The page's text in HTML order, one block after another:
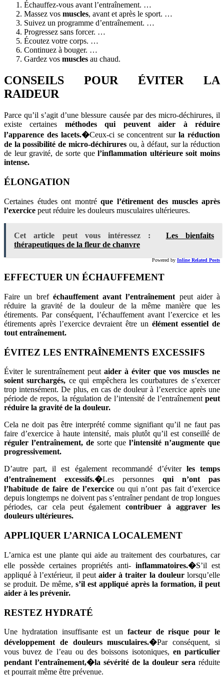
Échauffez-vous avant l’entraînement. …
Massez vos muscles, avant et après le sport. …
Suivez un programme d’entraînement. …
Progressez sans forcer. …
Écoutez votre corps. …
Continuez à bouger. …
Gardez vos muscles au chaud.
CONSEILS POUR ÉVITER LA
RAIDEUR
Parce qu’il s’agit d’une blessure causée par des micro-déchirures, il
existe certaines méthodes qui peuvent aider à réduire
l’apparence des lacets.�Ceux-ci se concentrent surla réduction
de la possibilité de micro-déchiruresou, à défaut, sur la réduction
de leur gravité, de sorte quel’inflammation ultérieure soit moins
intense.
ÉLONGATION
Certaines études ont montré que l’étirementdes muscles après
l’exercice peut réduire les douleurs musculaires ultérieures.
Cet article peut vous intéressez :
Les bienfaits
thérapeutiques de la fleur de chanvre
Powered by Inline Related Posts
EFFECTUER UN ÉCHAUFFEMENT
Faire un bref échauffement avant l’entraînement peut aider à
réduire la gravité de la douleur de la même manière que les
étirements. Par conséquent, l’échauffement avant l’exercice et les
étirements après l’exercice devraient être un élément essentiel de
tout entraînement.
ÉVITEZ LES ENTRAÎNEMENTS EXCESSIFS
Éviter le surentraînement peut aider à éviter que vos muscles ne
soient surchargés, ce qui empêchera les courbatures de s’exercer
trop intensément. De plus, en cas de douleur à l’exercice après une
période de repos, la régulation de l’intensité de l’entraînement peut
réduire la gravité de la douleur.
Cela ne doit pas être interprété comme signifiant qu’il ne faut pas
faire d’exercice à haute intensité, mais plutôt qu’il est conseillé de
réguler l’entraînement, desorte quel’intensité n’augmente que
progressivement.
D’autre part, il est également recommandé d’éviter les temps
d’entraînement excessifs.�Les personnes qui n’ont pas
l’habitude de faire de l’exerciceou qui n’ont pas fait d’exercice
depuis longtemps ne doivent pas s’entraîner pendant de trop longues
périodes, car cela peut égalementcontribuer à aggraver les
douleurs ultérieures.
APPLIQUER L’ARNICA LOCALEMENT
L’arnica est une plante qui aide au traitement des courbatures, car
elle possède certaines propriétés anti- inflammatoires.�S’il est
appliqué à l’extérieur, il peut aider à traiter la douleurlorsqu’elle
se produit. De même, s’il est appliqué après la formation, il peut
aider à les prévenir.
RESTEZ HYDRATÉ
Une hydratation insuffisante est un facteur de risque pour le
développement de douleurs musculaires.�Par conséquent, si
vous buvez de l’eau ou des boissons isotoniques, en particulier
pendant l’entraînement,�la sévérité de la douleur sera réduite
et pourrait même être prévenue.